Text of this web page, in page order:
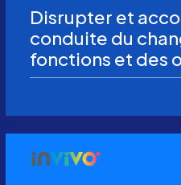
Disrupter et
conduite du
fonctions et des